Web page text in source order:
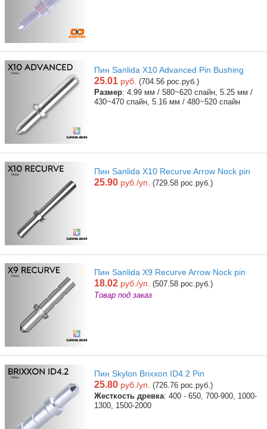
Пин Sanlida X10 Advanced Pin Bushing
25.01 руб. (704.56 рос.руб.)
Размер: 4.99 мм / 580~620 спайн, 5.25 мм /
430~470 спайн, 5.16 мм / 480~520 спайн
Пин Sanlida X10 Recurve Arrow Nock pin
25.90 руб./уп. (729.58 рос.руб.)
Пин Sanlida X9 Recurve Arrow Nock pin
18.02 руб./уп. (507.58 рос.руб.)
Товар под заказ
Пин Skylon Brixxon ID4.2 Pin
25.80 руб./уп. (726.76 рос.руб.)
Жесткость древка: 400 - 650, 700-900, 1000-
1300, 1500-2000